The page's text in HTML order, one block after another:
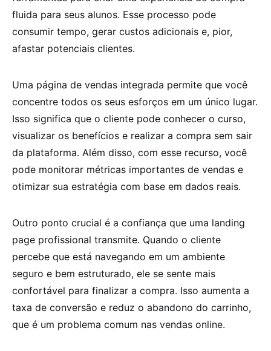
fluida para seus alunos. Esse processo pode
consumir tempo, gerar custos adicionais e, pior,
afastar potenciais clientes.
Uma página de vendas integrada permite que você
concentre todos os seus esforços em um único lugar.
Isso significa que o cliente pode conhecer o curso,
visualizar os benefícios e realizar a compra sem sair
da plataforma. Além disso, com esse recurso, você
pode monitorar métricas importantes de vendas e
otimizar sua estratégia com base em dados reais.
Outro ponto crucial é a confiança que uma landing
page profissional transmite. Quando o cliente
percebe que está navegando em um ambiente
seguro e bem estruturado, ele se sente mais
confortável para finalizar a compra. Isso aumenta a
taxa de conversão e reduz o abandono do carrinho,
que é um problema comum nas vendas online.